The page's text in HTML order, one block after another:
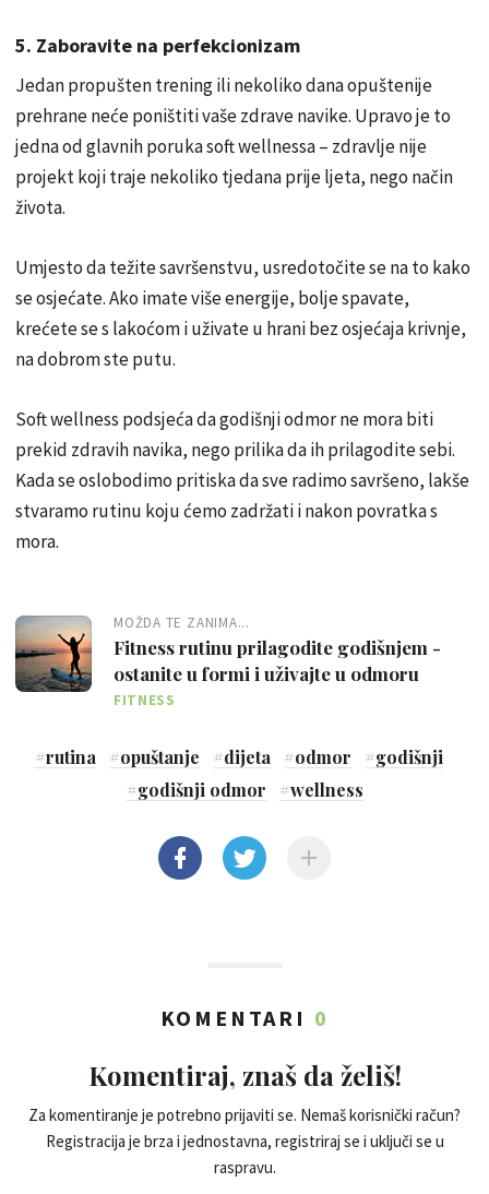
5. Zaboravite na perfekcionizam
Jedan propušten trening ili nekoliko dana opuštenije
prehrane neće poništiti vaše zdrave navike. Upravo je to
jedna od glavnih poruka soft wellnessa – zdravlje nije
projekt koji traje nekoliko tjedana prije ljeta, nego način
života.
Umjesto da težite savršenstvu, usredotočite se na to kako
se osjećate. Ako imate više energije, bolje spavate,
krećete se s lakoćom i uživate u hrani bez osjećaja krivnje,
na dobrom ste putu.
Soft wellness podsjeća da godišnji odmor ne mora biti
prekid zdravih navika, nego prilika da ih prilagodite sebi.
Kada se oslobodimo pritiska da sve radimo savršeno, lakše
stvaramo rutinu koju ćemo zadržati i nakon povratka s
mora.
MOŽDA TE ZANIMA...
Fitness rutinu prilagodite godišnjem -
ostanite u formi i uživajte u odmoru
FITNESS
#rutina #opuštanje #dijeta #odmor #godišnji
#godišnji odmor #wellness
KOMENTARI 0
Komentiraj, znaš da želiš!
Za komentiranje je potrebno prijaviti se. Nemaš korisnički račun?
Registracija je brza i jednostavna, registriraj se i uključi se u
raspravu.